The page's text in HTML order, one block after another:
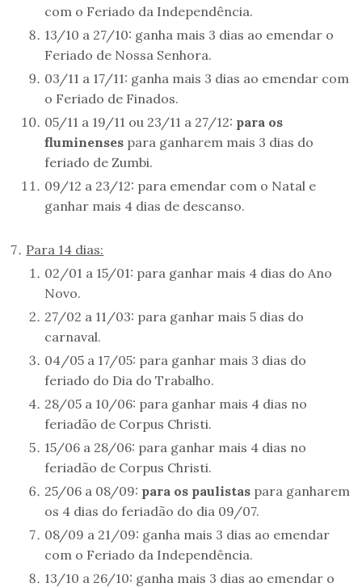
com o Feriado da Independência.
13/10 a 27/10: ganha mais 3 dias ao emendar o
Feriado de Nossa Senhora.
03/11 a 17/11: ganha mais 3 dias ao emendar com
o Feriado de Finados.
05/11 a 19/11 ou 23/11 a 27/12: para os
fluminensespara ganharem mais 3 dias do
feriado de Zumbi.
09/12 a 23/12: para emendar com o Natal e
ganhar mais 4 dias de descanso.
Para 14 dias:
02/01 a 15/01: para ganhar mais 4 dias do Ano
Novo.
27/02 a 11/03: para ganhar mais 5 dias do
carnaval.
04/05 a 17/05: para ganhar mais 3 dias do
feriado do Dia do Trabalho.
28/05 a 10/06: para ganhar mais 4 dias no
feriadão de Corpus Christi.
15/06 a 28/06: para ganhar mais 4 dias no
feriadão de Corpus Christi.
25/06 a 08/09: para os paulistaspara ganharem
os 4 dias do feriadão do dia 09/07.
08/09 a 21/09: ganha mais 3 dias ao emendar
com o Feriado da Independência.
13/10 a 26/10: ganha mais 3 dias ao emendar o